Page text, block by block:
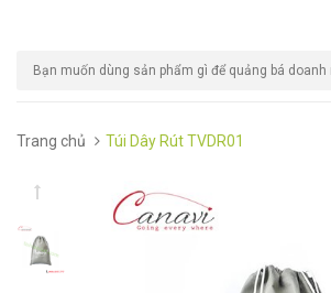
Trang chủ Túi Dây Rút TVDR01